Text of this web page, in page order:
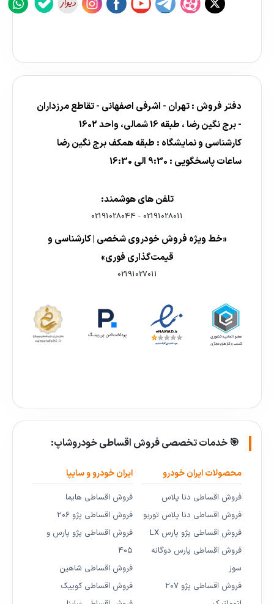
دفتر فروش : تهران - اشرفی اصفهانی - تقاطع مرزداران
- برج نگین رضا ، طبقه 16 شمالی، واحد 1602
کارشناسی و نمایشگاه : طبقه همکف برج نگین رضا
ساعات پاسخگویی : 9:30 الی 16:30
تلفن های هوشمند:
02191028011
-
02191028044
«خط ویژه فروش خودروی شخصی | کارشناسی و
قیمت‌گذاری فوری»
02191027011
🎯 خدمات تخصصی فروش اقساطی خودروشاپ:
محصولات ایران خودرو
فروش اقساطی دنا پلاس
فروش اقساطی دنا پلاس توربو
فروش اقساطی پژو پارس LX
فروش اقساطی پارس دوگانه
سوز
فروش اقساطی پژو ۲۰۷
ایران خودرو و سایپا
فروش اقساطی هایما
فروش اقساطی پژو ۲۰۶
فروش اقساطی پژو پارس و
۴۰۵
فروش اقساطی شاهین
فروش اقساطی کوییک